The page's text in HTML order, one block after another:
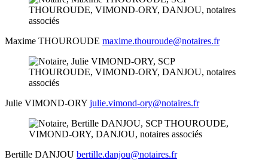
Maxime THOUROUDE maxime.thouroude@notaires.fr
Julie VIMOND-ORY julie.vimond-ory@notaires.fr
Bertille DANJOU bertille.danjou@notaires.fr